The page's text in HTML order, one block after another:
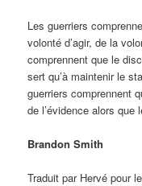
Les guerriers
volonté d’agir, de la
comprennent que le
sert qu’à maintenir le
guerriers comprennent
de l’évidence alors que
Brandon Smith
Traduit par Hervé pour